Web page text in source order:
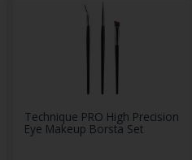
Technique PRO High Precision
Eye Makeup Borsta Set